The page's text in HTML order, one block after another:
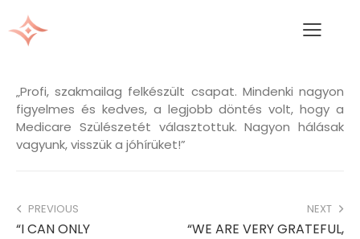
„Profi, szakmailag felkészült csapat. Mindenki nagyon
figyelmes és kedves, a legjobb döntés volt, hogy a
Medicare Szülészetét választottuk. Nagyon hálásak
vagyunk, visszük a jóhírüket!”
PREVIOUS
“I CAN ONLY
NEXT
“WE ARE VERY GRATEFUL,